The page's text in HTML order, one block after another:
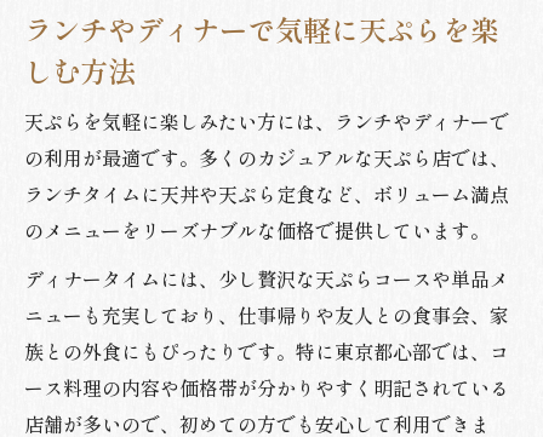
ランチやディナーで気軽に天ぷらを楽
しむ方法
天ぷらを気軽に楽しみたい方には、ランチやディナーで
の利用が最適です。多くのカジュアルな天ぷら店では、
ランチタイムに天丼や天ぷら定食など、ボリューム満点
のメニューをリーズナブルな価格で提供しています。
ディナータイムには、少し贅沢な天ぷらコースや単品メ
ニューも充実しており、仕事帰りや友人との食事会、家
族との外食にもぴったりです。特に東京都心部では、コ
ース料理の内容や価格帯が分かりやすく明記されている
店舗が多いので、初めての方でも安心して利用できま